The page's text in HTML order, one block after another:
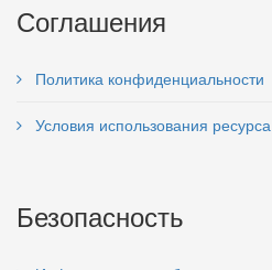
Соглашения
Политика конфиденциальности
Условия использования ресурса
Безопасность